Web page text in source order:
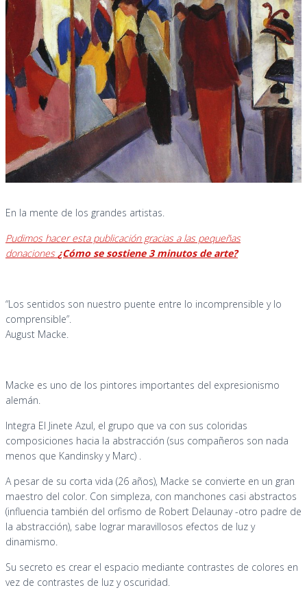
En la mente de los grandes artistas.
Pudimos hacer esta publicación gracias a las pequeñas
donaciones¿Cómo se sostiene 3 minutos de arte?
“Los sentidos son nuestro puente entre lo incomprensible y lo
comprensible”.
August Macke.
Macke es uno de los pintores importantes del expresionismo
alemán.
Integra El Jinete Azul, el grupo que va con sus coloridas
composiciones hacia la abstracción (sus compañeros son nada
menos que Kandinsky y Marc) .
A pesar de su corta vida (26 años), Macke se convierte en un gran
maestro del color. Con simpleza, con manchones casi abstractos
(influencia también del orfismo de Robert Delaunay -otro padre de
la abstracción), sabe lograr maravillosos efectos de luz y
dinamismo.
Su secreto es crear el espacio mediante contrastes de colores en
vez de contrastes de luz y oscuridad.